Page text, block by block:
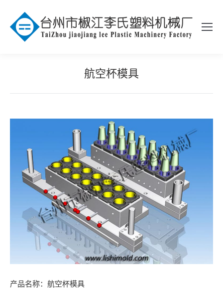
航空杯模具
产品名称：航空杯模具